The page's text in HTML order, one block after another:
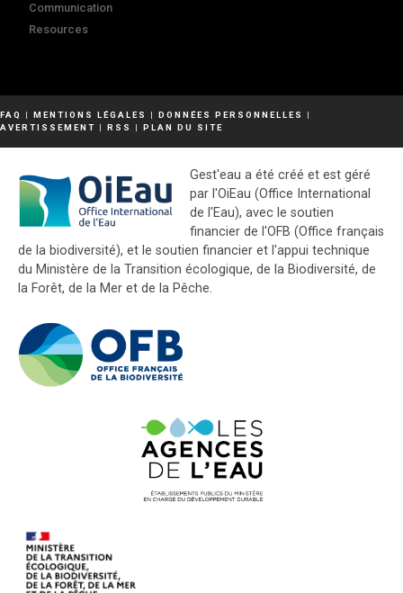
Communication
Resources
FAQ | MENTIONS LÉGALES | DONNÉES PERSONNELLES
|
AVERTISSEMENT | RSS | PLAN DU SITE
Gest'eau a été créé et est géré
par l'OiEau (Office International
de l'Eau), avec le soutien
financier de l'OFB (Office français
de la biodiversité), et le soutien financier et l'appui technique
du Ministère de la Transition écologique, de la Biodiversité, de
la Forêt, de la Mer et de la Pêche.